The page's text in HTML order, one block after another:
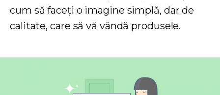
cum să faceți o imagine simplă, dar de
calitate, care să vă vândă produsele.